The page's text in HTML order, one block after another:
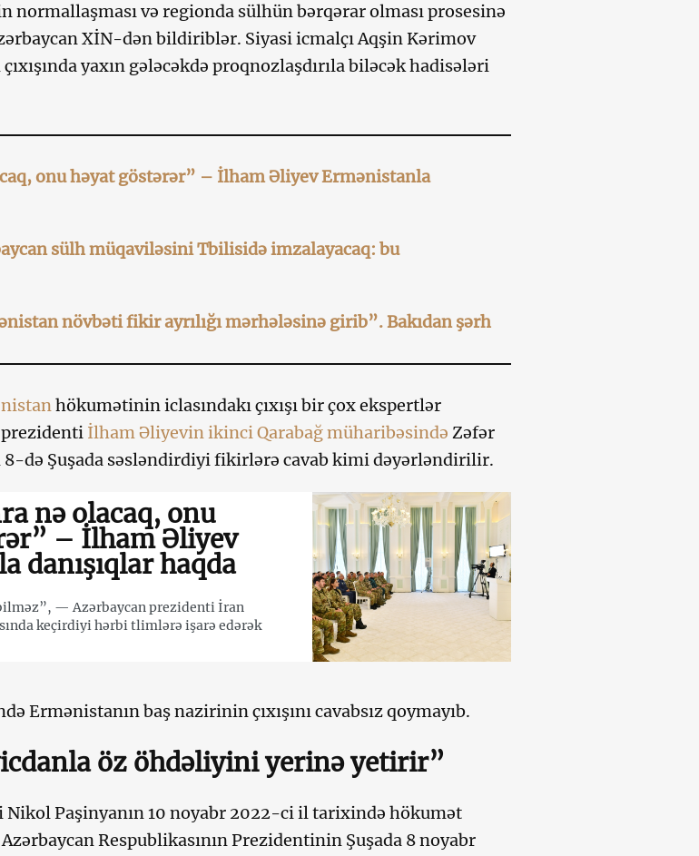
normallaşması və regionda sülhün bərqərar olması prosesinə
XİN-dən bildiriblər. Siyasi icmalçı Aqşin Kərimov
yaxın gələcəkdə proqnozlaşdırıla biləcək hadisələri
onu həyat göstərər” – İlham Əliyev Ermənistanla
sülh müqaviləsini Tbilisidə imzalayacaq: bu
növbəti fikir ayrılığı mərhələsinə girib”. Bakıdan şərh
hökumətinin iclasındakı çıxışı bir çox ekspertlər
İlham Əliyevinikinci Qarabağ müharibəsində Zəfər
8-də Şuşada səsləndirdiyi fikirlərə cavab kimi dəyərləndirilir.
nə olacaq, onu
– İlham Əliyev
danışıqlar haqda
— Azərbaycan prezidenti İran
keçirdiyi hərbi tlimlərə işarə edərək
Ermənistanın baş nazirinin çıxışını cavabsız qoymayıb.
öz öhdəliyini yerinə yetirir”
Nikol Paşinyanın 10 noyabr 2022-ci il tarixində hökumət
Azərbaycan Respublikasının Prezidentinin Şuşada 8 noyabr